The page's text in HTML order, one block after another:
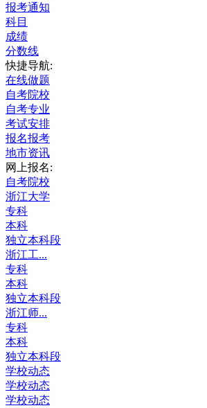
报考通知
科目
成绩
分数线
快捷导航:
在线做题
自考院校
自考专业
考试安排
报名报考
地市资讯
网上报名:
自考院校
浙江大学
专科
本科
独立本科段
浙江工...
专科
本科
独立本科段
浙江师...
专科
本科
独立本科段
学校动态
学校动态
学校动态